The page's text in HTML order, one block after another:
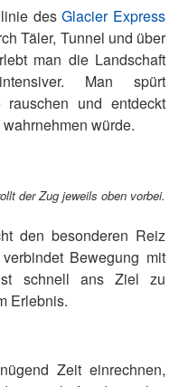
desGlacier Express
Täler, Tunnel und über
man die Landschaft
Man spürt
rauschen und entdeckt
würde.
der Zug jeweils oben vorbei.
den besonderen Reiz
Bewegung mit
schnell ans Ziel zu
Erlebnis.
Zeit einrechnen,